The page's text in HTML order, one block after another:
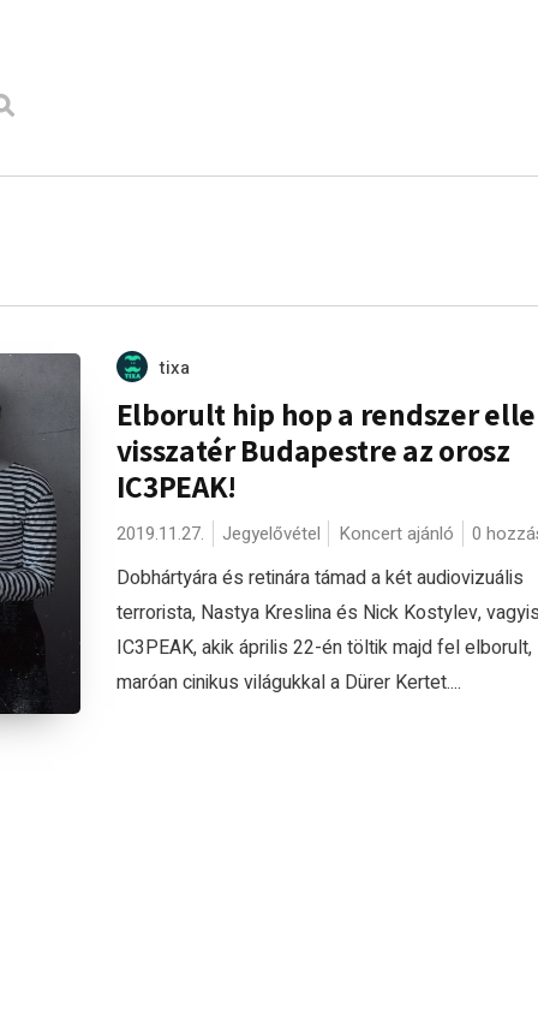
tixa
Elborult hip hop a rendszer
visszatér Budapestre az orosz
IC3PEAK!
2019.11.27. Jegyelővétel Koncert ajánló 0
Dobhártyára és retinára támad a két audiovizuális
terrorista, Nastya Kreslina és Nick Kostylev,
IC3PEAK, akik április 22-én töltik majd fel elborult,
maróan cinikus világukkal a Dürer Kertet....